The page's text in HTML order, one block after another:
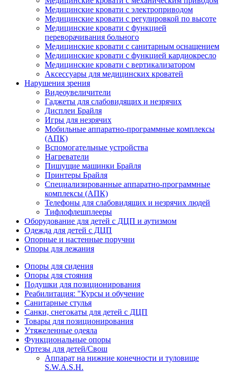
Медицинские кровати с электроприводом
Медицинские кровати с регулировкой по высоте
Медицинские кровати с функцией
переворачивания больного
Медицинские кровати с санитарным оснащением
Медицинские кровати с функцией кардиокресло
Медицинские кровати с вертикализатором
Аксессуары для медицинских кроватей
Нарушения зрения
Видеоувеличители
Гаджеты для слабовидящих и незрячих
Дисплеи Брайля
Игры для незрячих
Мобильные аппаратно-программные комплексы
(АПК)
Вспомогательные устройства
Нагреватели
Пишущие машинки Брайля
Принтеры Брайля
Специализированные аппаратно-программные
комплексы (АПК)
Телефоны для слабовидящих и незрячих людей
Тифлофлешплееры
Оборудование для детей с ДЦП и аутизмом
Одежда для детей с ДЦП
Опорные и настенные поручни
Опоры для лежания
Опоры для сидения
Опоры для стояния
Подушки для позиционирования
Реабилитация: "Курсы и обучение
Санитарные стулья
Санки, снегокаты для детей с ДЦП
Товары для позиционирования
Утяжеленные одеяла
Функциональные опоры
Ортезы для детей/Свош
Аппарат на нижние конечности и туловище
S.W.A.S.H.